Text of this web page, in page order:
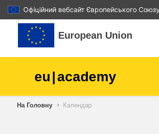
Офіційний вебсайт Європейського Союзу
Перейти до головного вмісту
European Union
eu|academy
На Головну Календар